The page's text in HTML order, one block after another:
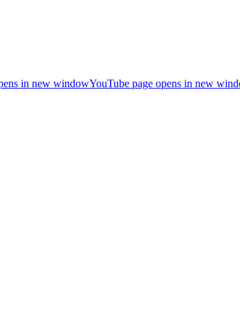
in new windowYouTube page opens in new